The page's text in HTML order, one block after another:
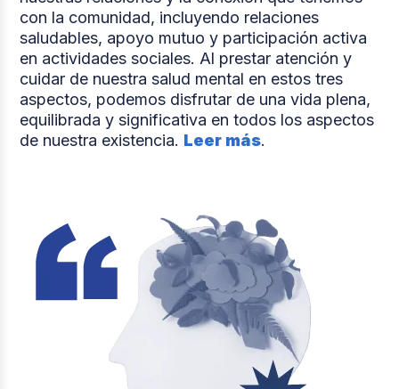
con la comunidad, incluyendo relaciones
saludables, apoyo mutuo y participación activa
en actividades sociales. Al prestar atención y
cuidar de nuestra salud mental en estos tres
aspectos, podemos disfrutar de una vida plena,
equilibrada y significativa en todos los aspectos
de nuestra existencia. Leer más.